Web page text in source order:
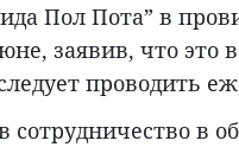
Пол Пота” в
заявив, что это
проводить
сотрудничество в